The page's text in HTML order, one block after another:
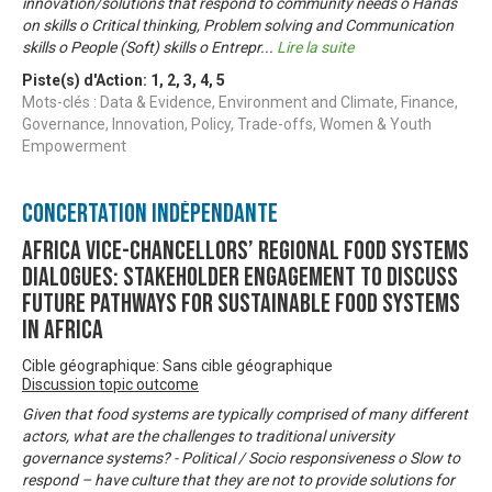
on skills o Critical thinking, Problem solving and Communication
skills o People (Soft) skills o Entrepr... Lire la suite
Piste(s) d'Action: 1 , 2, 3, 4, 5
Mots-clés : Data & Evidence, Environment and Climate, Finance,
Governance, Innovation, Policy, Trade-offs, Women & Youth
Empowerment
Concertation Indépendante
Africa Vice-Chancellors’ Regional Food Systems
Dialogues: Stakeholder engagement to discuss
future pathways for sustainable food systems
in Africa
Cible géographique: Sans cible géographique
Discussion topic outcome
Given that food systems are typically comprised of many different
actors, what are the challenges to traditional university
governance systems? - Political / Socio responsiveness o Slow to
respond – have culture that they are not to provide solutions for